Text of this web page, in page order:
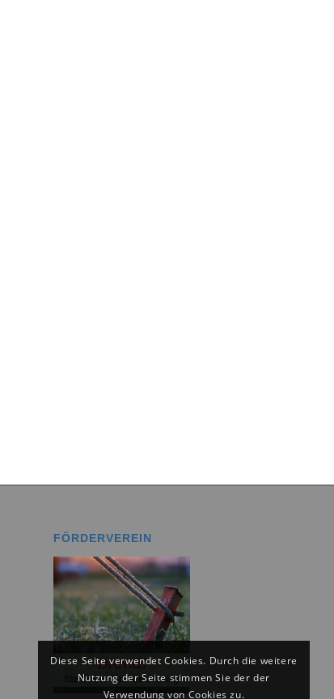
FÖRDERVEREIN
Diese Seite verwendet Cookies. Durch die weitere
Nutzung der Seite stimmen Sie der der
Verwendung von Cookies zu.